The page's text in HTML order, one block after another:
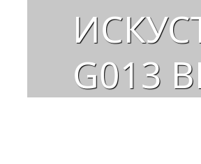
G013